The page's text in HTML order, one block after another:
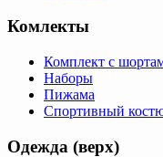
Комлекты
Комплект с
Наборы
Пижама
Спортивный
Одежда (верх)